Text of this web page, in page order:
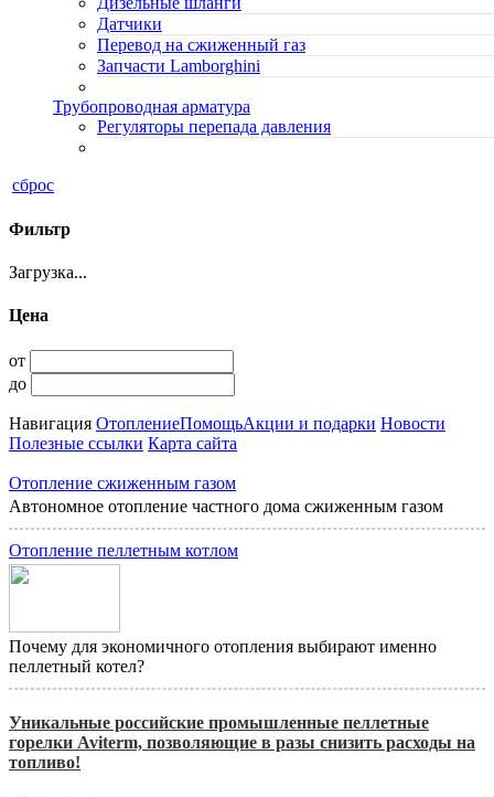
Датчики
Перевод на сжиженный газ
Запчасти Lamborghini
Трубопроводная арматура
Регуляторы перепада давления
сброс
Фильтр
Загрузка...
Цена
от
до
Навигация ОтоплениеПомощьАкции и подарки Новости
Полезные ссылки Карта сайта
Отопление сжиженным газом
Автономное отопление частного дома сжиженным газом
Отопление пеллетным котлом
Почему для экономичного отопления выбирают именно
пеллетный котел?
Уникальные российские промышленные пеллетные
горелки Aviterm, позволяющие в разы снизить расходы на
топливо!